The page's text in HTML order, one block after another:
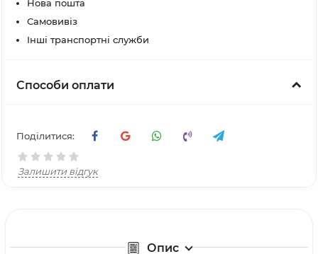
Нова пошта
Самовивіз
Інші транспортні служби
Способи оплати
Поділитися:
Залишити відгук
Опис